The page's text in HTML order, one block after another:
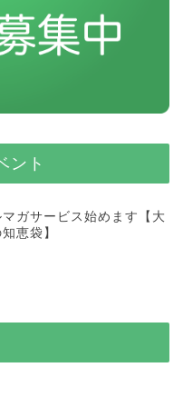
ント
ガサービス始めます【大
恵袋】